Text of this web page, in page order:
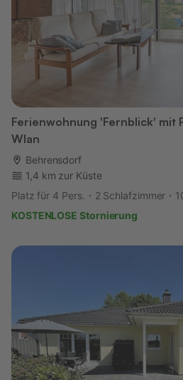
Ferienwohnung 'Fernblick' mit
Wlan
Behrensdorf
1,4 km zur Küste
Platz für 4 Pers.
2 Schlafzimmer
KOSTENLOSE Stornierung